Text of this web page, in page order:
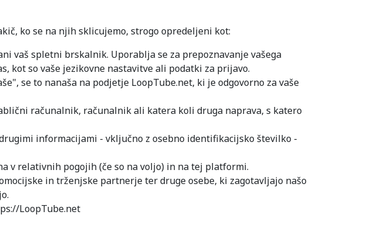
ko se na njih sklicujemo, strogo opredeljeni kot:
vaš spletni brskalnik. Uporablja se za prepoznavanje vašega
kot so vaše jezikovne nastavitve ali podatki za prijavo.
se to nanaša na podjetje LoopTube.net, ki je odgovorno za vaše
računalnik, računalnik ali katera koli druga naprava, s katero
informacijami - vključno z osebno identifikacijsko številko -
v relativnih pogojih (če so na voljo) in na tej platformi.
in trženjske partnerje ter druge osebe, ki zagotavljajo našo
LoopTube.net